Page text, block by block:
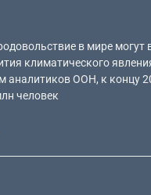
в мире могут
климатического
аналитиков ООН, к концу
человек